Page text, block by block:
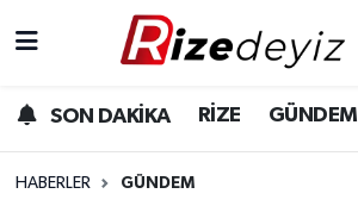
SON DAKİKA RİZE GÜNDEM
HABERLER GÜNDEM
Gündem
Rize Hava Durumu